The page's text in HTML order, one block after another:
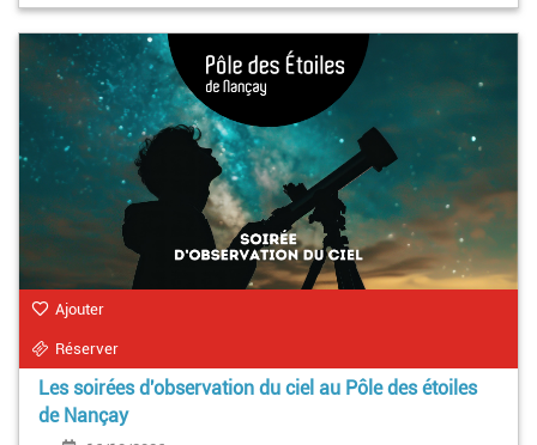
Ajouter
Réserver
Les soirées d'observation du ciel au Pôle des étoiles
de Nançay